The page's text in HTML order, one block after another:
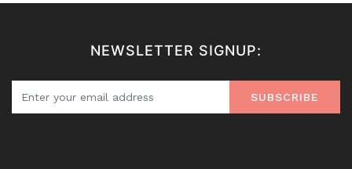
NEWSLETTER SIGNUP:
SUBSCRIBE